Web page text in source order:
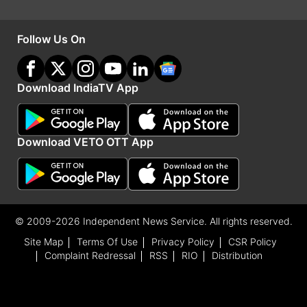
कंपनियों ने एनएचसीएक्स एकीकरण पूरा कर लिया है।
Advertisement
Follow Us On
Download IndiaTV App
Download VETO OTT App
© 2009-2026 Independent News Service. All rights reserved.
Site Map
Terms Of Use Privacy Policy
CSR Policy
Complaint Redressal
RSS RIO Distribution